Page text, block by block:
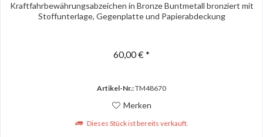
Kraftfahrbewährungsabzeichen in Bronze Buntmetall bronziert mit
Stoffunterlage, Gegenplatte und Papierabdeckung
60,00 € *
Artikel-Nr.:TM48670
Merken
Dieses Stück ist bereits verkauft.